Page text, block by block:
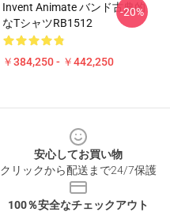
Invent Animate バンド古典的
なTシャツRB1512
￥384,250 - ￥442,250
-20%
安心してお買い物
クリックから配送まで24/7保護
100％安全なチェックアウト